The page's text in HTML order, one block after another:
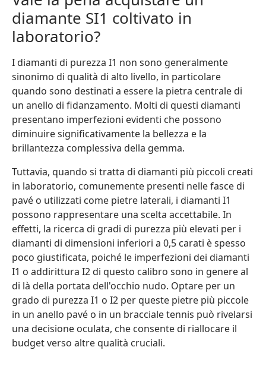
diamante SI1 coltivato in
laboratorio?
I diamanti di purezza I1 non sono generalmente
sinonimo di qualità di alto livello, in particolare
quando sono destinati a essere la pietra centrale di
un anello di fidanzamento. Molti di questi diamanti
presentano imperfezioni evidenti che possono
diminuire significativamente la bellezza e la
brillantezza complessiva della gemma.
Tuttavia, quando si tratta di diamanti più piccoli creati
in laboratorio, comunemente presenti nelle fasce di
pavé o utilizzati come pietre laterali, i diamanti I1
possono rappresentare una scelta accettabile. In
effetti, la ricerca di gradi di purezza più elevati per i
diamanti di dimensioni inferiori a 0,5 carati è spesso
poco giustificata, poiché le imperfezioni dei diamanti
I1 o addirittura I2 di questo calibro sono in genere al
di là della portata dell'occhio nudo. Optare per un
grado di purezza I1 o I2 per queste pietre più piccole
in un anello pavé o in un bracciale tennis può rivelarsi
una decisione oculata, che consente di riallocare il
budget verso altre qualità cruciali.